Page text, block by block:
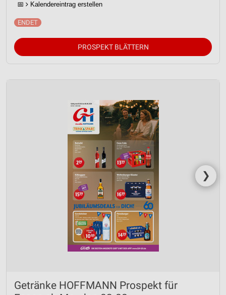
📅 Kalendereintrag erstellen
PROSPEKT BLÄTTERN
❯
Getränke HOFFMANN Prospekt für